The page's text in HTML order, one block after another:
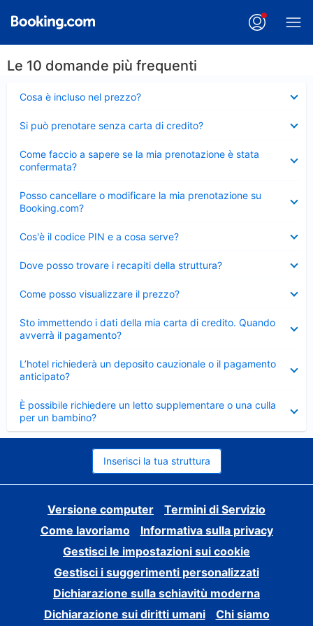
Le 10 domande più frequenti
Cosa è incluso nel prezzo?
chiuso
Si può prenotare senza carta di credito?
chiuso
Come faccio a sapere se la mia prenotazione è stata
confermata?
chiuso
Posso cancellare o modificare la mia prenotazione su
Booking.com?
chiuso
Cos'è il codice PIN e a cosa serve?
chiuso
Dove posso trovare i recapiti della struttura?
chiuso
Come posso visualizzare il prezzo?
chiuso
Sto immettendo i dati della mia carta di credito. Quando
avverrà il pagamento?
chiuso
L’hotel richiederà un deposito cauzionale o il pagamento
anticipato?
chiuso
È possibile richiedere un letto supplementare o una culla
per un bambino?
Elemento
chiuso
Inserisci la tua struttura
Versione computer
Termini di Servizio
Come lavoriamo
Informativa sulla privacy
Gestisci le impostazioni sui cookie
Gestisci i suggerimenti personalizzati
Dichiarazione sulla schiavitù moderna
Dichiarazione sui diritti umani
Chi siamo